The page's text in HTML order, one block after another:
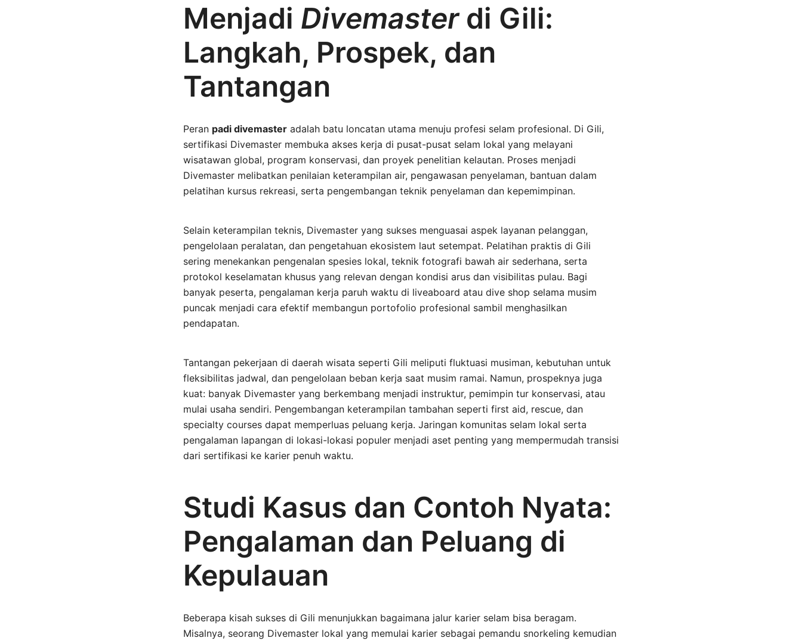
Menjadi Divemasterdi Gili:
Langkah, Prospek, dan
Tantangan
Peran padi divemaster adalah batu loncatan utama menuju profesi selam profesional. Di Gili,
sertifikasi Divemaster membuka akses kerja di pusat-pusat selam lokal yang melayani
wisatawan global, program konservasi, dan proyek penelitian kelautan. Proses menjadi
Divemaster melibatkan penilaian keterampilan air, pengawasan penyelaman, bantuan dalam
pelatihan kursus rekreasi, serta pengembangan teknik penyelaman dan kepemimpinan.
Selain keterampilan teknis, Divemaster yang sukses menguasai aspek layanan pelanggan,
pengelolaan peralatan, dan pengetahuan ekosistem laut setempat. Pelatihan praktis di Gili
sering menekankan pengenalan spesies lokal, teknik fotografi bawah air sederhana, serta
protokol keselamatan khusus yang relevan dengan kondisi arus dan visibilitas pulau. Bagi
banyak peserta, pengalaman kerja paruh waktu di liveaboard atau dive shop selama musim
puncak menjadi cara efektif membangun portofolio profesional sambil menghasilkan
pendapatan.
Tantangan pekerjaan di daerah wisata seperti Gili meliputi fluktuasi musiman, kebutuhan untuk
fleksibilitas jadwal, dan pengelolaan beban kerja saat musim ramai. Namun, prospeknya juga
kuat: banyak Divemaster yang berkembang menjadi instruktur, pemimpin tur konservasi, atau
mulai usaha sendiri. Pengembangan keterampilan tambahan seperti first aid, rescue, dan
specialty courses dapat memperluas peluang kerja. Jaringan komunitas selam lokal serta
pengalaman lapangan di lokasi-lokasi populer menjadi aset penting yang mempermudah transisi
dari sertifikasi ke karier penuh waktu.
Studi Kasus dan Contoh Nyata:
Pengalaman dan Peluang di
Kepulauan
Beberapa kisah sukses di Gili menunjukkan bagaimana jalur karier selam bisa beragam.
Misalnya, seorang Divemaster lokal yang memulai karier sebagai pemandu snorkeling kemudian